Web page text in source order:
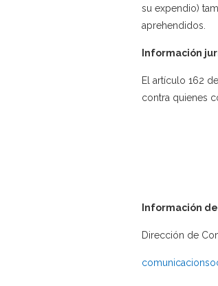
su expendio)
aprehendidos.
Información
El artículo 162
contra quienes
Información
Dirección de